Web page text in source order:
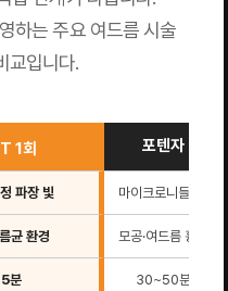
하는 주요 여드름 시술
교입니다.
1회 포텐자
파장 빛 마이크로니들 RF
균 환경 모공·여드름 흉터
분 30~50분